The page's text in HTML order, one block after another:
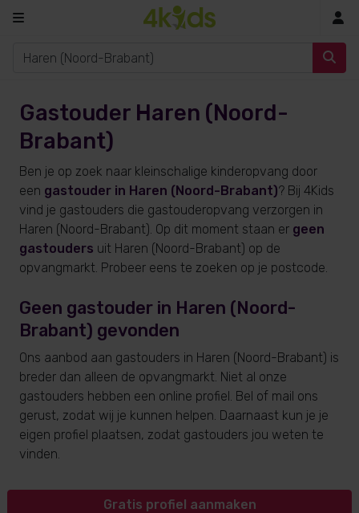
Gastouder Haren (Noord-
Brabant)
Ben je op zoek naar kleinschalige kinderopvang door
een gastouder in Haren (Noord-Brabant)? Bij 4Kids
vind je gastouders die gastouderopvang verzorgen in
Haren (Noord-Brabant). Op dit moment staan er geen
gastouders uit Haren (Noord-Brabant) op de
opvangmarkt. Probeer eens te zoeken op je postcode.
Geen gastouder in Haren (Noord-
Brabant) gevonden
Ons aanbod aan gastouders in Haren (Noord-Brabant) is
breder dan alleen de opvangmarkt. Niet al onze
gastouders hebben een online profiel. Bel of mail ons
gerust, zodat wij je kunnen helpen. Daarnaast kun je je
eigen profiel plaatsen, zodat gastouders jou weten te
vinden.
Gratis profiel aanmaken